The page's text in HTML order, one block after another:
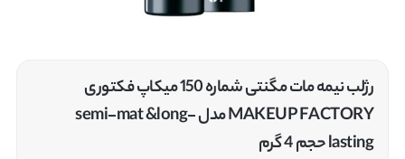
رژلب نیمه مات مگنتی شماره 150 میکاپ فکتوری
MAKEUP FACTORY مدل semi-mat &long-
lasting حجم 4 گرم